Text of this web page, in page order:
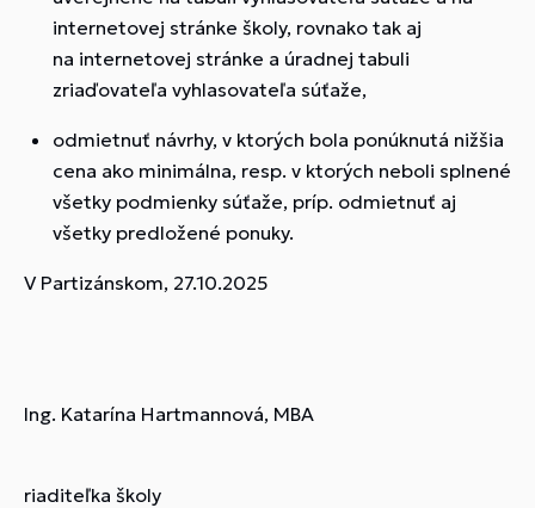
internetovej stránke školy, rovnako tak aj
na internetovej stránke a úradnej tabuli
zriaďovateľa vyhlasovateľa súťaže,
odmietnuť návrhy, v ktorých bola ponúknutá nižšia
cena ako minimálna, resp. v ktorých neboli splnené
všetky podmienky súťaže, príp. odmietnuť aj
všetky predložené ponuky.
V Partizánskom, 27.10.2025
Ing. Katarína Hartmannová, MBA
riaditeľka školy